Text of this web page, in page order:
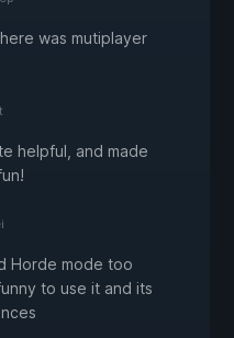
was mutiplayer
helpful, and made
Horde mode too
to use it and its